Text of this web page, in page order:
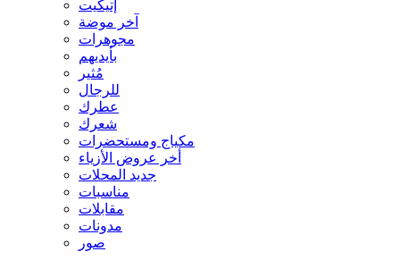
إتيكيت
آخر موضة
مجوهرات
بأيديهم
مُثير
للرجال
عطرك
شعرك
مكياج ومستحضرات
أخر عروض الأزياء
جديد المحلات
مناسبات
مقابلات
مدونات
صور